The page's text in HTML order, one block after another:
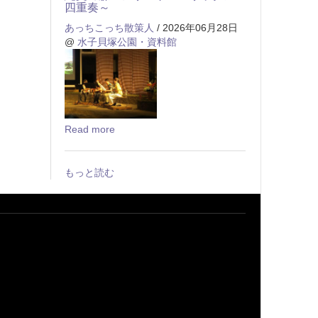
四重奏～
あっちこっち散策人 / 2026年06月28日
@ 水子貝塚公園・資料館
Read more
もっと読む